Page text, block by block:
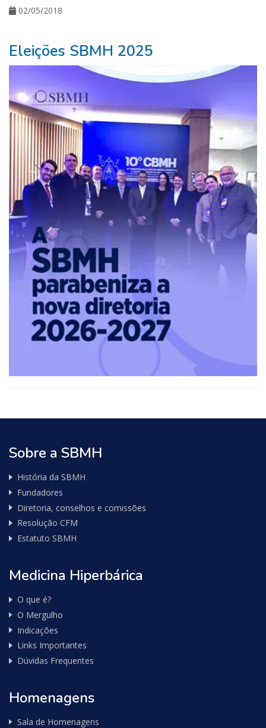
02/05/2018
Eleições SBMH 2025
Sobre a SBMH
História da SBMH
Fundadores
Diretoria, conselhos e comissões
Resolução CFM
Estatuto SBMH
Medicina Hiperbárica
O que é?
O Mergulho
Indicações
Links Importantes
Dúvidas Frequentes
Homenagens
Sala de Homenagens